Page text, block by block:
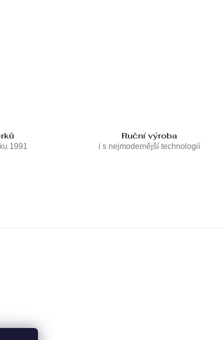
1991
Ruční výroba
i s nejmodernější technologií